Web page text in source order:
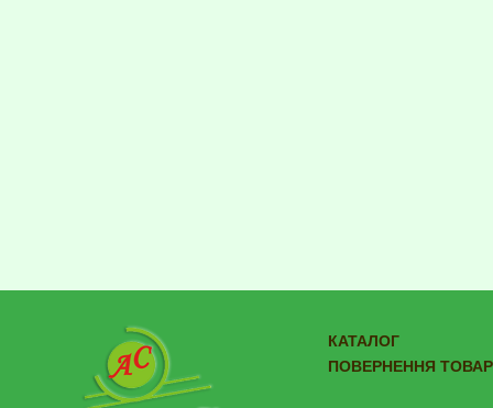
КАТАЛОГ
ПОВЕРНЕННЯ